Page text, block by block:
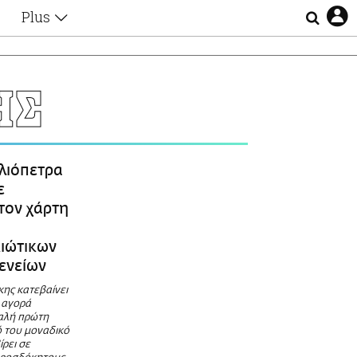
Plus
Αφιερώματα
Ζώδια
Οι Αθηναίοι
Lgbtqi+
χάρτη
κατεβαίνει
αγορά
πρώτη
του μοναδικό
σε